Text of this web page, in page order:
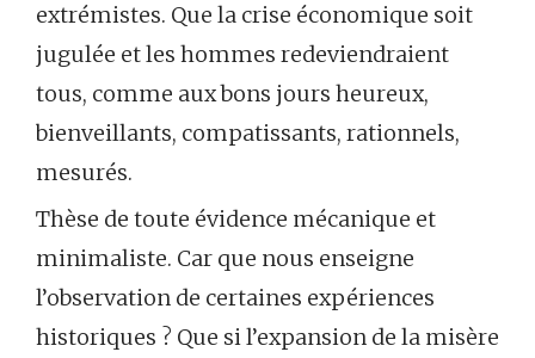
extrémistes. Que la crise économique soit
jugulée et les hommes redeviendraient
tous, comme aux bons jours heureux,
bienveillants, compatissants, rationnels,
mesurés.
Thèse de toute évidence mécanique et
minimaliste. Car que nous enseigne
l’observation de certaines expériences
historiques ? Que si l’expansion de la misère